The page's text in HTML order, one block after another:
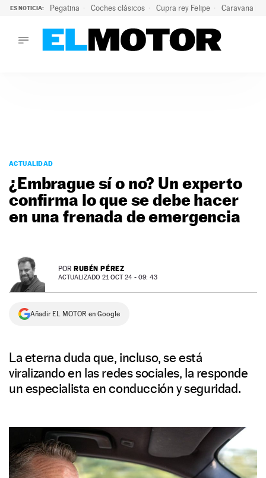
ES NOTICIA: Pegatina Coches clásicos Cupra rey Felipe Caravana
PODCAST
MOTOS
TECNOLOGÍA
SERVICIOS
NEWSLETTER
SÍGUENOS
ACTUALIDAD
¿Embrague sí o no? Un experto
confirma lo que se debe hacer
en una frenada de emergencia
POR RUBÉN PÉREZ
ACTUALIZADO 21 OCT 24 - 09: 43
Añadir EL MOTOR en Google
La eterna duda que, incluso, se está
viralizando en las redes sociales, la responde
un especialista en conducción y seguridad.